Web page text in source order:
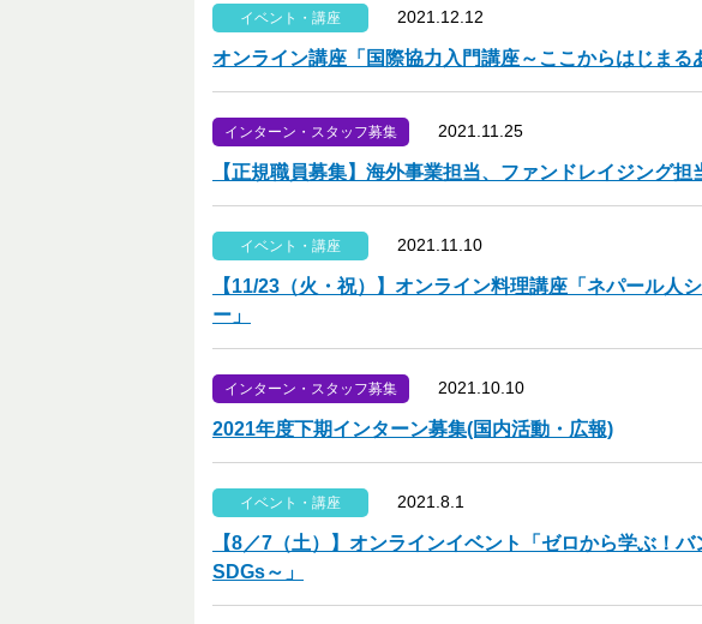
イベント・講座 2021.12.12
オンライン講座「国際協力入門講座～ここからはじまる
インターン・スタッフ募集 2021.11.25
【正規職員募集】海外事業担当、ファンドレイジング担
イベント・講座 2021.11.10
【11/23（火・祝）】オンライン料理講座「ネパール人
ー」
インターン・スタッフ募集 2021.10.10
2021年度下期インターン募集(国内活動・広報)
イベント・講座 2021.8.1
【8／7（土）】オンラインイベント「ゼロから学ぶ！
SDGs～」